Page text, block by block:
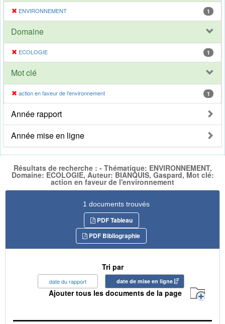
ENVIRONNEMENT 1
Domaine
ECOLOGIE 1
Mot clé
action en faveur de l'environnement 1
Année rapport
Année mise en ligne
Résultats de recherche : - Thématique: ENVIRONNEMENT,
Domaine: ECOLOGIE, Auteur: BIANQUIS, Gaspard, Mot clé:
action en faveur de l'environnement
1 documents trouvés
PDF Tableau
PDF Bibliographie
Tri par
date du rapport date de mise en ligne
Ajouter tous les documents de la page